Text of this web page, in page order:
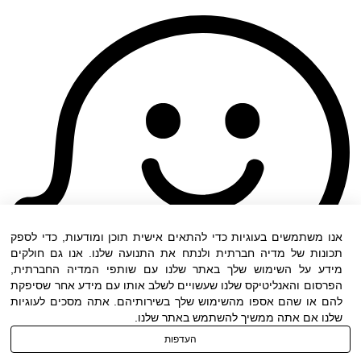
אנו משתמשים בעוגיות כדי להתאים אישית תוכן ומודעות, כדי לספק
תכונות של מדיה חברתית ולנתח את התנועה שלנו. אנו גם חולקים
מידע על השימוש שלך באתר שלנו עם שותפי המדיה החברתית,
הפרסום והאנליטיקס שלנו שעשויים לשלב אותו עם מידע אחר שסיפקת
להם או שהם אספו מהשימוש שלך בשירותיהם. אתה מסכים לעוגיות
שלנו אם אתה ממשיך להשתמש באתר שלנו.
העדפות